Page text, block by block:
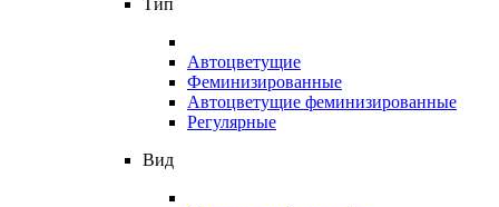
Тип
Автоцветущие
Феминизированные
Автоцветущие феминизированные
Регулярные
Вид